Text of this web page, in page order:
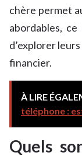
chère permet
abordables,
d’explorer
financier.
À LIRE
téléphone :
Quels